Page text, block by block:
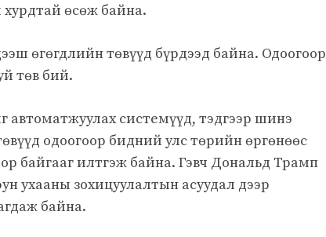
хурдтай өсөж байна.
өгөгдлийн төвүүд бүрдээд байна. Одоогоор
төв бий.
системүүд, тэдгээр шинэ
одоогоор бидний улс төрийн өргөнөөс
байгааг илтгэж байна. Гэвч Дональд Трамп
ухааны зохицуулалтын асуудал дээр
байна.